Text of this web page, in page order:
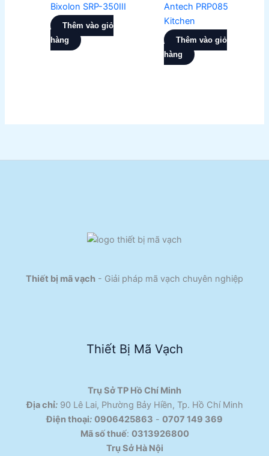
Bixolon SRP-350III
Thêm vào giỏ
hàng
Antech PRP085
Kitchen
Thêm vào giỏ
hàng
Thiết bị mã vạch - Giải pháp mã vạch chuyên nghiệp
Thiết Bị Mã Vạch
Trụ Sở TP Hồ Chí Minh
Địa chỉ:90 Lê Lai, Phường Bảy Hiền, Tp. Hồ Chí Minh
Điện thoại: 0906425863 - 0707 149 369
Mã số thuế: 0313926800
Trụ Sở Hà Nội